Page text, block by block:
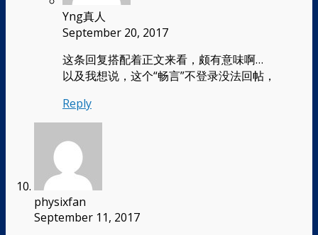
Yng真人
September 20, 2017
这条回复搭配着正文来看，颇有意味啊…
以及我想说，这个“畅言”不登录没法回帖，
Reply
physixfan
September 11, 2017